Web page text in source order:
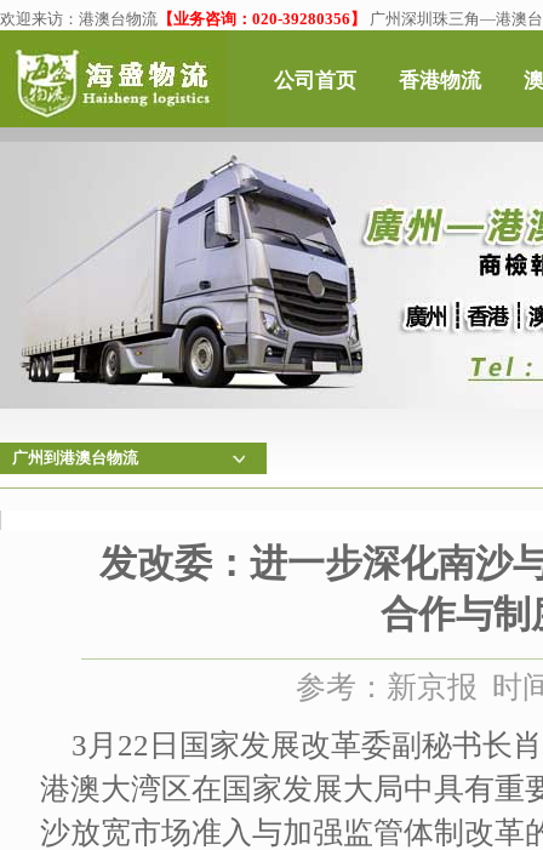
欢迎来访： 港澳台物流 【业务咨询：020-39280356】 广州深圳珠三角—港澳
公司首页 香港物流
广州到港澳台物流
发改委：进一步深化南沙
合作与制
参考：新京报 时
3月22日国家发展改革委副秘书长
港澳大湾区在国家发展大局中具有重
沙放宽市场准入与加强监管体制改革